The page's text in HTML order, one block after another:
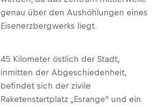
genau über den Aushöhlungen eines
Eisenerzbergwerks liegt.
45 Kilometer östlich der Stadt,
inmitten der Abgeschiedenheit,
befindet sich der zivile
Raketenstartplatz „Esrange“ und ein